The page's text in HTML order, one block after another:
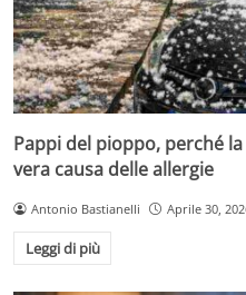
Pappi del pioppo, perché
vera causa delle allergie
Antonio Bastianelli Aprile 30,
Leggi di più